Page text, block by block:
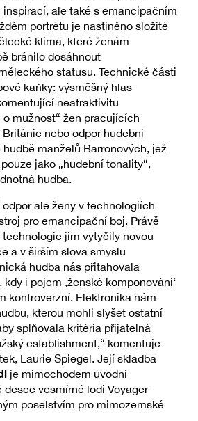
ale také s emancipačním
portrétu je nastíněno složité
klima, které ženám
bránilo dosáhnout
statusu. Technické části
kaňky: výsměšný hlas
neatraktivitu
o mužnost“ žen pracujících
nebo odpor hudební
manželů Barronových, jež
jako „hudební tonality“,
hudba.
ale ženy v technologiích
pro emancipační boj. Právě
technologie jim vytyčily novou
a v širším slova smyslu
hudba nás přitahovala
i pojem ‚ženské komponování‘
kontroverzní. Elektronika nám
kterou mohli slyšet ostatní
splňovala kritéria přijatelná
establishment,“ komentuje
Laurie Spiegel. Její skladba
je mimochodem úvodní
desce vesmírné lodi Voyager
poselstvím pro mimozemské